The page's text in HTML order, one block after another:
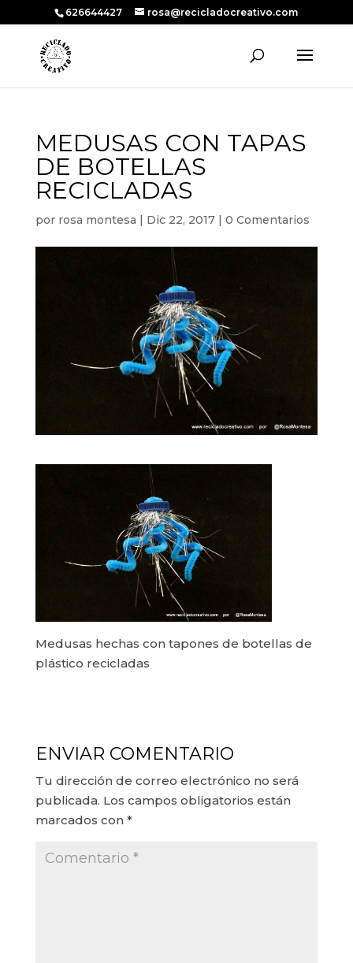
626644427 rosa@recicladocreativo.com
MEDUSAS CON TAPAS
DE BOTELLAS
RECICLADAS
por rosa montesa | Dic 22, 2017| 0 Comentarios
Medusas hechas con tapones de botellas de
plástico recicladas
ENVIAR COMENTARIO
Tu dirección de correo electrónico no será
publicada. Los campos obligatorios están
marcados con *